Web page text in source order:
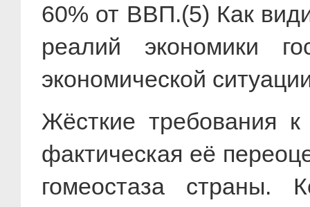
60% от ВВП.(5) Как
реалий экономики
экономической
Жёсткие требования
фактическая её
гомеостаза страны.